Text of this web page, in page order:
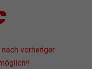
vorheriger